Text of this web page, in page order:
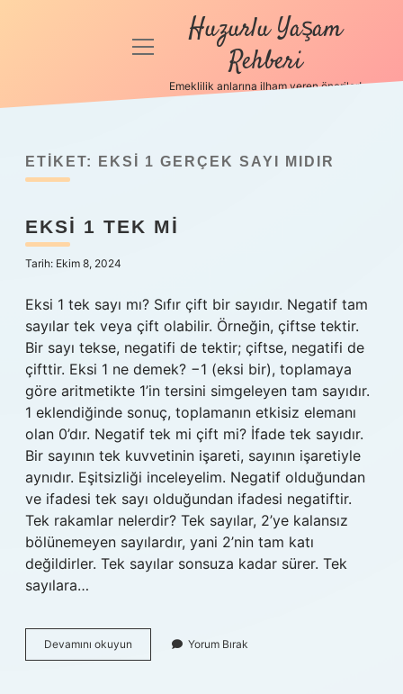
Anasayfa
Politikası
Hakkımızda
menüyü
Huzurlu Yaşam
Rehberi
Emeklilik anlarına ilham veren öneriler!
ETIKET: EKSI 1 GERÇEK SAYI MIDIR
EKSI 1 TEK MI
Tarih: Ekim 8, 2024
Eksi 1 tek sayı mı? Sıfır çift bir sayıdır. Negatif tam
sayılar tek veya çift olabilir. Örneğin, çiftse tektir.
Bir sayı tekse, negatifi de tektir; çiftse, negatifi de
çifttir. Eksi 1 ne demek? −1 (eksi bir), toplamaya
göre aritmetikte 1’in tersini simgeleyen tam sayıdır.
1 eklendiğinde sonuç, toplamanın etkisiz elemanı
olan 0’dır. Negatif tek mi çift mi? İfade tek sayıdır.
Bir sayının tek kuvvetinin işareti, sayının işaretiyle
aynıdır. Eşitsizliği inceleyelim. Negatif olduğundan
ve ifadesi tek sayı olduğundan ifadesi negatiftir.
Tek rakamlar nelerdir? Tek sayılar, 2’ye kalansız
bölünemeyen sayılardır, yani 2’nin tam katı
değildirler. Tek sayılar sonsuza kadar sürer. Tek
sayılara…
Devamını okuyun
1
Yorum Bırak